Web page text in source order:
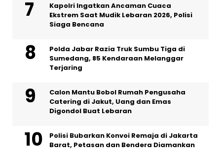
Kapolri Ingatkan Ancaman Cuaca
Ekstrem Saat Mudik Lebaran 2026, Polisi
Siaga Bencana
Polda Jabar Razia Truk Sumbu Tiga di
Sumedang, 85 Kendaraan Melanggar
Terjaring
Calon Mantu Bobol Rumah Pengusaha
Catering di Jakut, Uang dan Emas
Digondol Buat Lebaran
Polisi Bubarkan Konvoi Remaja di Jakarta
Barat, Petasan dan Bendera Diamankan